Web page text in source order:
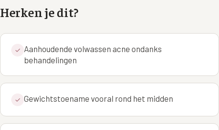
CONTOUR & HALS
Kaaklijn
Hals
Decolleté
Saypha Filler
Saypha Volume Plus
LIFESTYLE / MODERN
Volume Verlies Profiel
Herken je dit?
✓ Aanhoudende volwassen acne ondanks
behandelingen
✓ Gewichtstoename vooral rond het midden